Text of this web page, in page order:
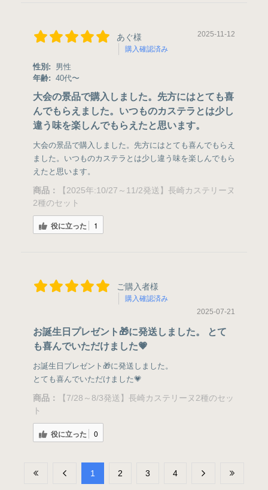
あぐ様
購入確認済み
2025-11-12
性別:
男性
年齢: 40代〜
大会の景品で購入しました。先方にはとても喜
んでもらえました。いつものカステラとは少し
違う味を楽しんでもらえたと思います。
大会の景品で購入しました。先方にはとても喜んでもらえ
ました。いつものカステラとは少し違う味を楽しんでもら
えたと思います。
商品：
【2025年:10/27～11/2発送】長崎カステリーヌ
2種のセット
役に立った 1
ご購入者様
購入確認済み
2025-07-21
お誕生日プレゼント🎁に発送しました。 とて
も喜んでいただけました💗
お誕生日プレゼント🎁に発送しました。
とても喜んでいただけました💗
商品：
【7/28～8/3発送】長崎カステリーヌ2種のセッ
ト
役に立った 0
​1 ​2 ​3 ​4